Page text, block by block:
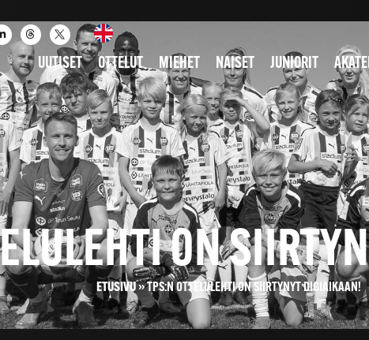
UUTISET OTTELUT MIEHET NAISET JUNIORIT
ON
ETUSIVU»TPS:N OTTELULEHTI ON SIIRTYNYT DIGIAIKAAN!